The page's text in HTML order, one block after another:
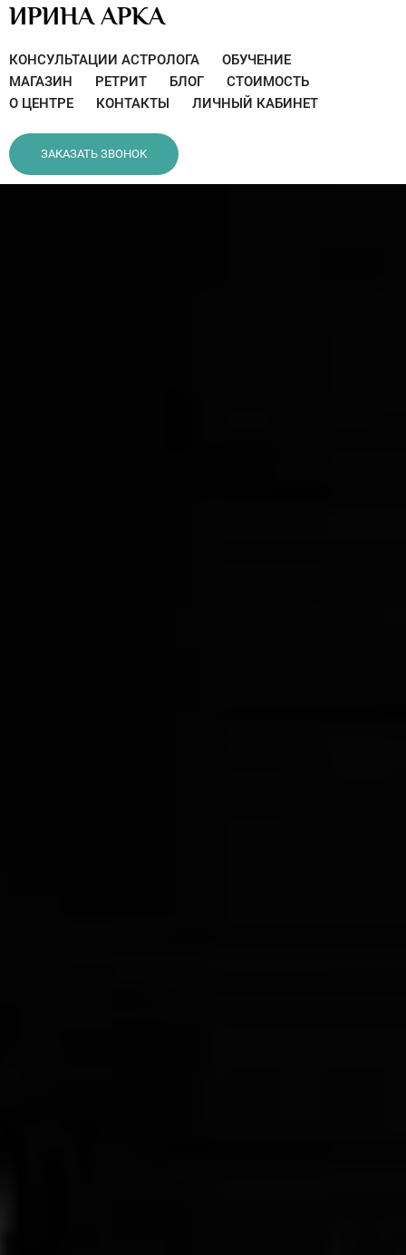
ИРИНА АРКА
КОНСУЛЬТАЦИИ АСТРОЛОГА
ОБУЧЕНИЕ
МАГАЗИН
РЕТРИТ БЛОГ
СТОИМОСТЬ
О ЦЕНТРЕ
КОНТАКТЫ ЛИЧНЫЙ КАБИНЕТ
ЗАКАЗАТЬ ЗВОНОК